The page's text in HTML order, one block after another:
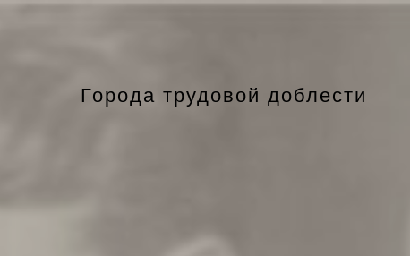
Города трудовой доблести